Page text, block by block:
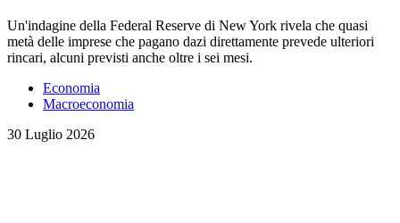
Un'indagine della Federal Reserve di New York rivela che quasi
metà delle imprese che pagano dazi direttamente prevede ulteriori
rincari, alcuni previsti anche oltre i sei mesi.
Economia
Macroeconomia
30 Luglio 2026